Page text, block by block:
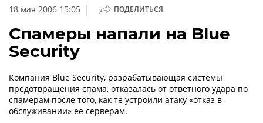
18 мая 2006 15:05 | ПОДЕЛИТЬСЯ
Спамеры напали на Blue
Security
Компания Blue Security, разрабатывающая системы
предотвращения спама, отказалась от ответного удара по
спамерам после того, как те устроили атаку «отказ в
обслуживании» ее серверам.